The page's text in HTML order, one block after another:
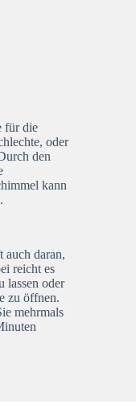
für die
oder
den
kann
daran,
reicht es
lassen oder
zu öffnen.
mehrmals